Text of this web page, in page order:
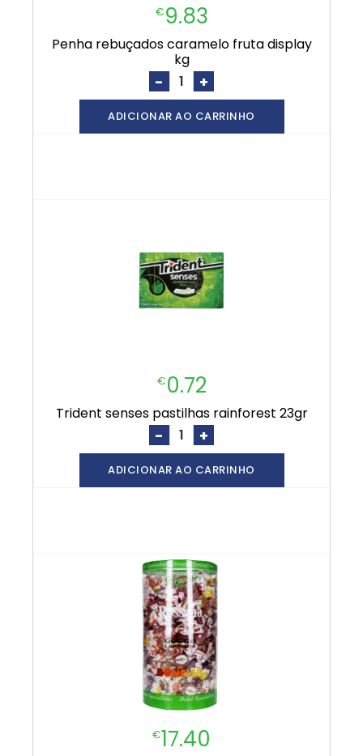
€9.83
penha rebuçados caramelo fruta display
kg
- +
ADICIONAR AO CARRINHO
€0.72
trident senses pastilhas rainforest 23gr
- +
ADICIONAR AO CARRINHO
€17.40